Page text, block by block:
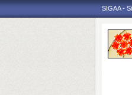
SIGAA -